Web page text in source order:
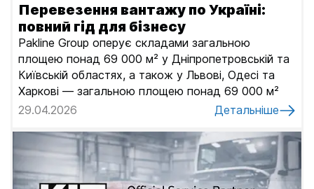
Перевезення вантажу по Україні:
повний гід для бізнесу
Pakline Group оперує складами загальною
площею понад 69 000 м² у Дніпропетровській та
Київській областях, а також у Львові, Одесі та
Харкові — загальною площею понад 69 000 м²
29.04.2026
Детальніше